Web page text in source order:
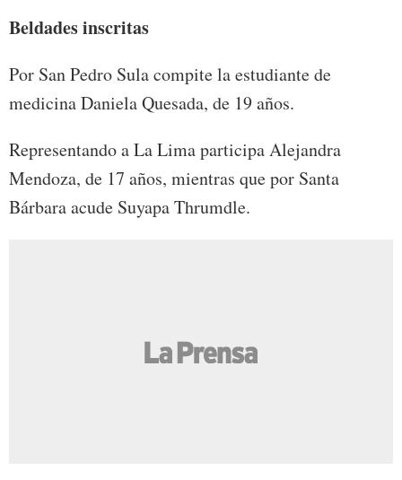
Beldades inscritas
Por San Pedro Sula compite la estudiante de
medicina Daniela Quesada, de 19 años.
Representando a La Lima participa Alejandra
Mendoza, de 17 años, mientras que por Santa
Bárbara acude Suyapa Thrumdle.